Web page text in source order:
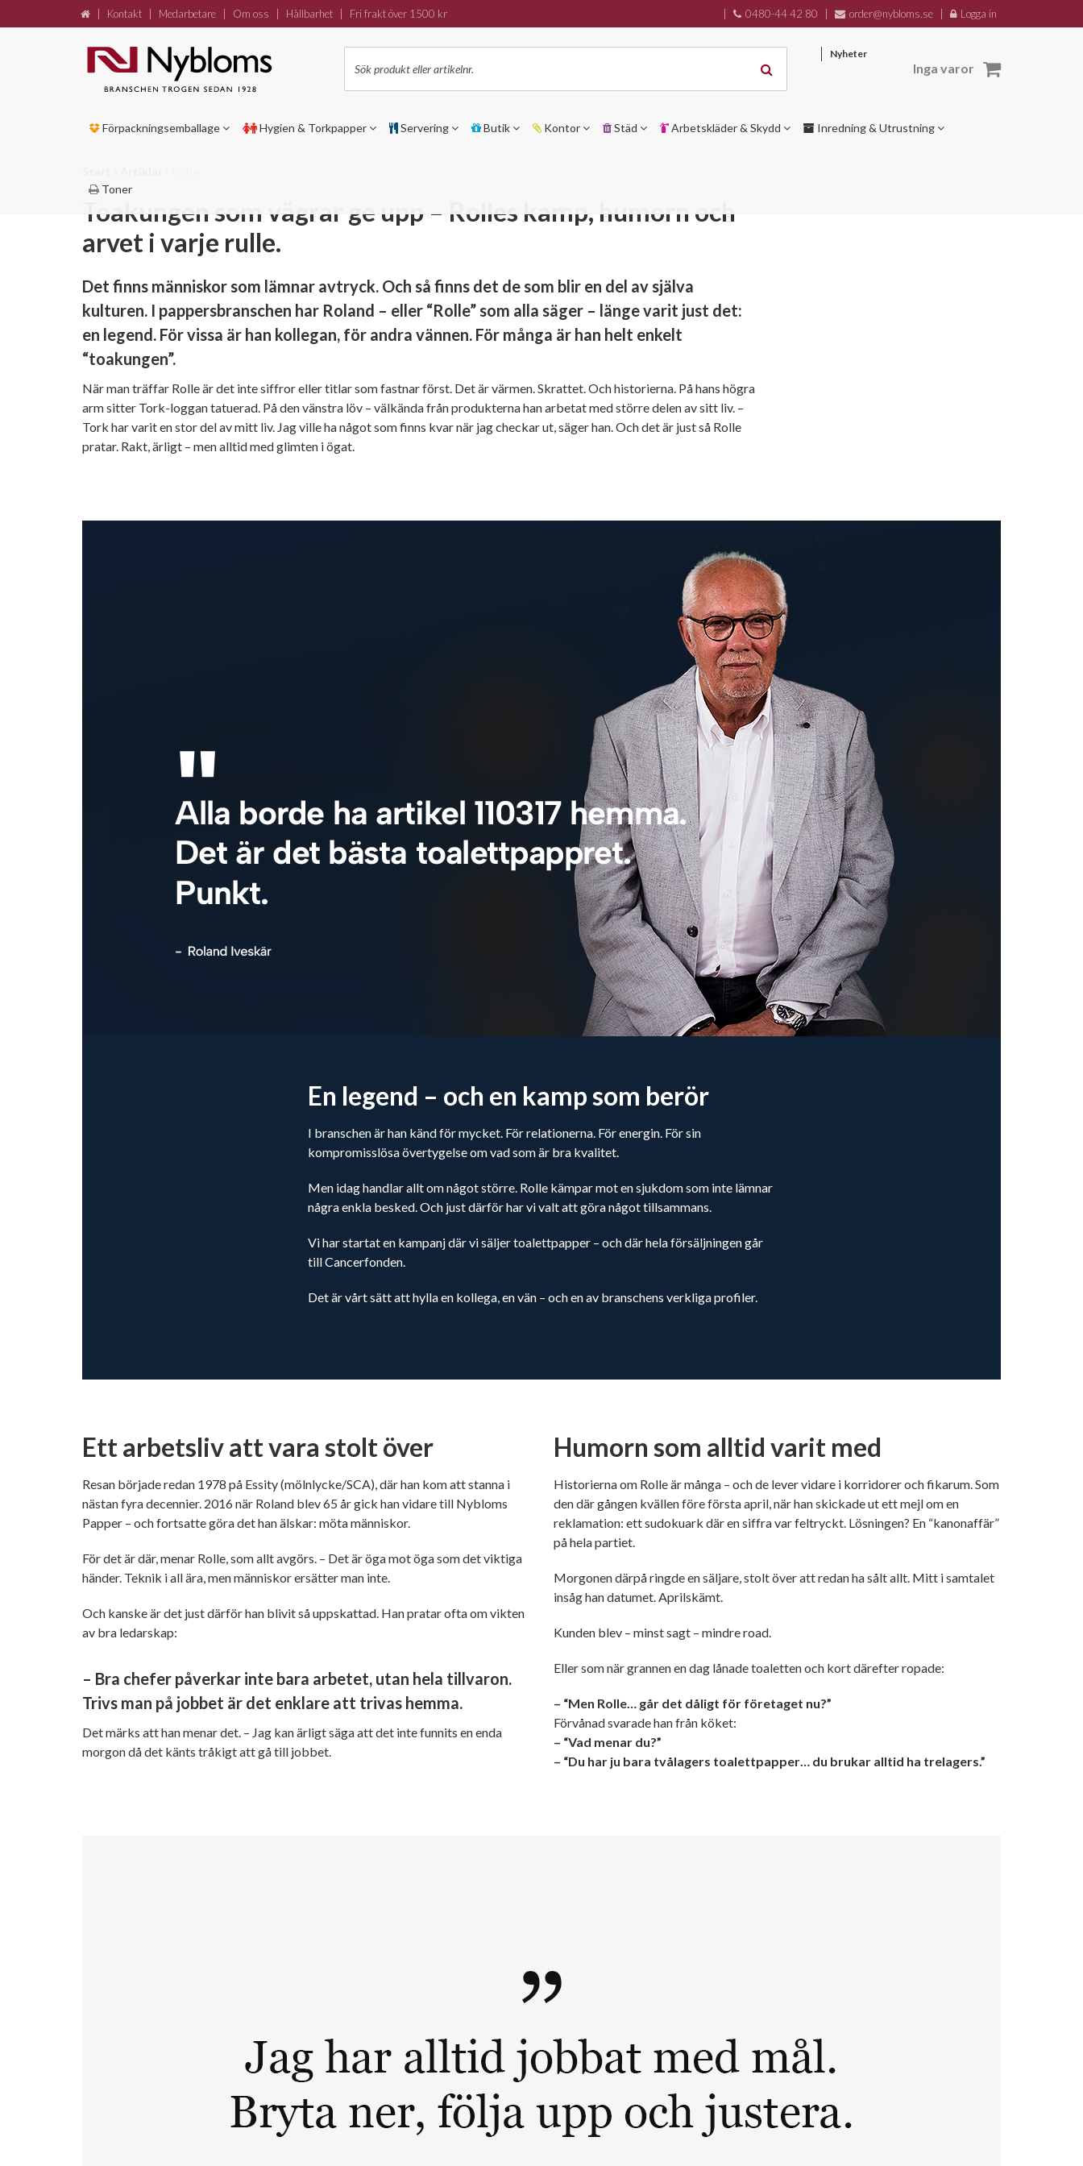
Toakungen som vägrar ge upp – Rolles kamp, humorn och
arvet i varje rulle.
Det finns människor som lämnar avtryck. Och så finns det de som blir en del av själva
kulturen. I pappersbranschen har Roland – eller “Rolle” som alla säger – länge varit just det:
en legend. För vissa är han kollegan, för andra vännen. För många är han helt enkelt
“toakungen”.
När man träffar Rolle är det inte siffror eller titlar som fastnar först. Det är värmen. Skrattet. Och historierna. På hans högra
arm sitter Tork-loggan tatuerad. På den vänstra löv – välkända från produkterna han arbetat med större delen av sitt liv. –
Tork har varit en stor del av mitt liv. Jag ville ha något som finns kvar när jag checkar ut, säger han. Och det är just så Rolle
pratar. Rakt, ärligt – men alltid med glimten i ögat.
En legend – och en kamp som berör
I branschen är han känd för mycket. För relationerna. För energin. För sin
kompromisslösa övertygelse om vad som är bra kvalitet.
Men idag handlar allt om något större. Rolle kämpar mot en sjukdom som inte lämnar
några enkla besked. Och just därför har vi valt att göra något tillsammans.
Vi har startat en kampanj där vi säljer toalettpapper – och där hela försäljningen går
till Cancerfonden.
Det är vårt sätt att hylla en kollega, en vän – och en av branschens verkliga profiler.
Ett arbetsliv att vara stolt över
Resan började redan 1978 på Essity (mölnlycke/SCA), där han kom att stanna i
nästan fyra decennier. 2016 när Roland blev 65 år gick han vidare till Nybloms
Papper – och fortsatte göra det han älskar: möta människor.
För det är där, menar Rolle, som allt avgörs. – Det är öga mot öga som det viktiga
händer. Teknik i all ära, men människor ersätter man inte.
Och kanske är det just därför han blivit så uppskattad. Han pratar ofta om vikten
av bra ledarskap:
– Bra chefer påverkar inte bara arbetet, utan hela tillvaron.
Trivs man på jobbet är det enklare att trivas hemma.
Det märks att han menar det. – Jag kan ärligt säga att det inte funnits en enda
morgon då det känts tråkigt att gå till jobbet.
Humorn som alltid varit med
Historierna om Rolle är många – och de lever vidare i korridorer och fikarum. Som
den där gången kvällen före första april, när han skickade ut ett mejl om en
reklamation: ett sudokuark där en siffra var feltryckt. Lösningen? En “kanonaffär”
på hela partiet.
Morgonen därpå ringde en säljare, stolt över att redan ha sålt allt. Mitt i samtalet
insåg han datumet. Aprilskämt.
Kunden blev – minst sagt – mindre road.
Eller som när grannen en dag lånade toaletten och kort därefter ropade:
– “Men Rolle… går det dåligt för företaget nu?”
Förvånad svarade han från köket:
– “Vad menar du?”
– “Du har ju bara tvålagers toalettpapper… du brukar alltid ha trelagers.”
Kontakt Medarbetare Om oss Hållbarhet Fri frakt över 1500 kr 0480-44 42 80 order@nybloms.se Logga in
Nyheter
Inga varor
Förpackningsemballage Hygien & Torkpapper Servering Butik Kontor Städ Arbetskläder & Skydd Inredning & Utrustning
Toner